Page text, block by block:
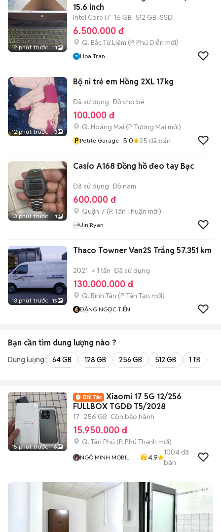
12 phút trước 1
15.6 inch
Intel Core i7 16 GB 512 GB SSD
6.500.000 đ
Q. Bắc Từ Liêm (P. Phú Diễn mới)
Hoa Tran
12 phút trước 3
Bộ nỉ trẻ em Hồng 2XL 17kg
Đã sử dụng Đồ cho bé
100.000 đ
Q. Hoàng Mai (P. Tương Mai mới)
P Petite Garage 5.0 25 đã bán
13 phút trước 1
Casio A168 Đồng hồ đeo tay Bạc
Đã sử dụng Đồ nam
600.000 đ
Quận 7 (P. Tân Thuận mới)
Jin Ryan
13 phút trước 15
Thaco Towner Van2S Trắng 57.351 km
2021 < 1 tấn Đã sử dụng
130.000.000 đ
Q. Bình Tân (P. Tân Tạo mới)
ĐẶNG NGỌC TIẾN
Bạn cần tìm dung lượng nào ?
Dung lượng: 64 GB 128 GB 256 GB 512 GB 1 TB
15 phút trước 6
Xiaomi 17 5G 12/256
FULLBOX TGDĐ T5/2028
17 256 GB Còn bảo hành
15.950.000 đ
Q. Tân Phú (P. Phú Thạnh mới)
NGÔ MINH MOBILE
4.9
1004đã
bán